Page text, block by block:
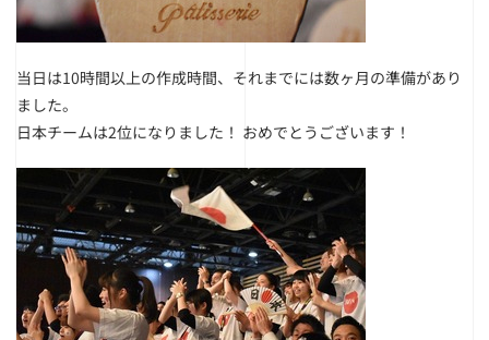
当日は10時間以上の作成時間、それまでには数ヶ月の準備があり
ました。
日本チームは2位になりました！ おめでとうございます！